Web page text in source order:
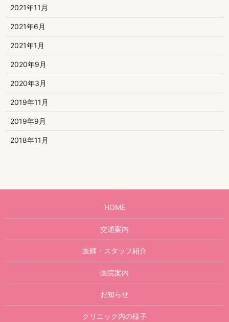
2021年11月
2021年6月
2021年1月
2020年9月
2020年3月
2019年11月
2019年9月
2018年11月
HOME
交通案内
医師・スタッフ紹介
医院案内
お知らせ
クリニック内の様子